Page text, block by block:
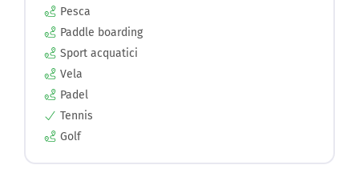
Pesca
Paddle boarding
Sport acquatici
Vela
Padel
Tennis
Golf